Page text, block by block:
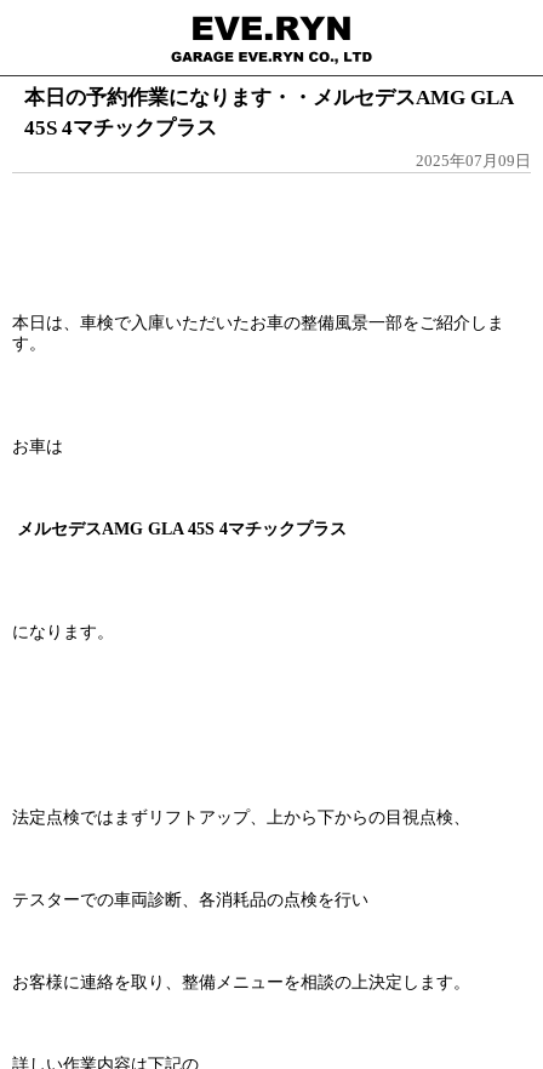
本日の予約作業になります・・メルセデスAMG GLA
45S 4マチックプラス
2025年07月09日
本日は、車検で入庫いただいたお車の整備風景一部をご紹介しま
す。
お車は
メルセデスAMG GLA 45S 4マチックプラス
になります。
法定点検ではまずリフトアップ、上から下からの目視点検、
テスターでの車両診断、各消耗品の点検を行い
お客様に連絡を取り、整備メニューを相談の上決定します。
詳しい作業内容は下記の